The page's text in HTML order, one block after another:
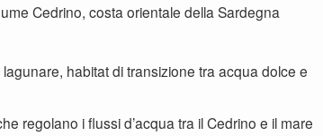
Cedrino, costa orientale della Sardegna
habitat di transizione tra acqua dolce e
regolano i flussi d’acqua tra il Cedrino e il mare